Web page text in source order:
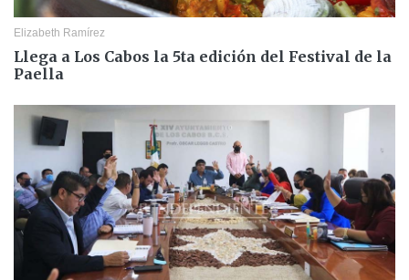
Elizabeth Ramírez
Llega a Los Cabos la 5ta edición del Festival de la
Paella